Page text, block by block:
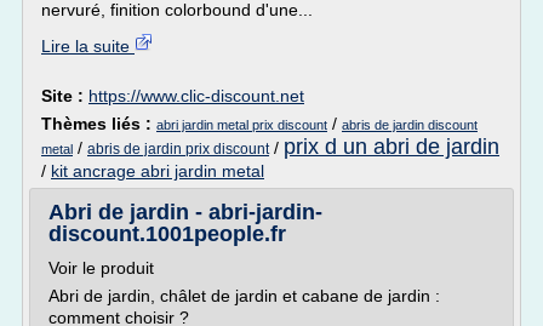
nervuré, finition colorbound d'une...
Lire la suite
Site : https://www.clic-discount.net
Thèmes liés : abri jardin metal prix discount / abris de jardin discount
metal / abris de jardin prix discount/ prix d un abri de jardin
/ kit ancrage abri jardin metal
Abri de jardin - abri-jardin-
discount.1001people.fr
Voir le produit
Abri de jardin, châlet de jardin et cabane de jardin :
comment choisir ?